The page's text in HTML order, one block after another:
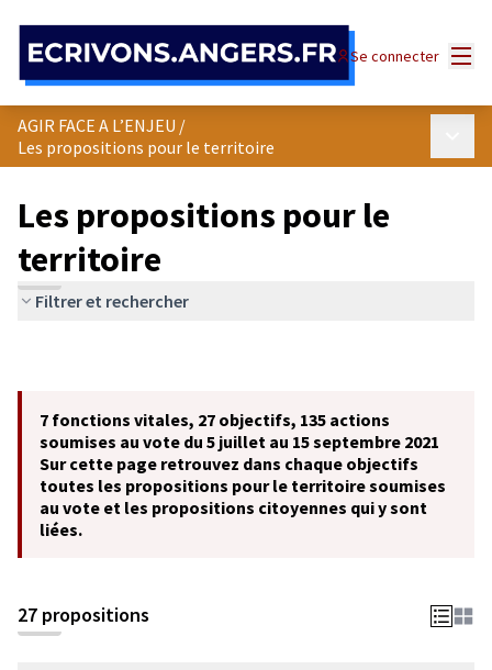
Se connecter
AGIR FACE A L’ENJEU /
Les propositions pour le territoire
Les propositions pour le
territoire
Filtrer et rechercher
7 fonctions vitales, 27 objectifs, 135 actions
soumises au vote du 5 juillet au 15 septembre 2021
Sur cette page retrouvez dans chaque objectifs
toutes les propositions pour le territoire soumises
au vote et les propositions citoyennes qui y sont
liées.
27 propositions